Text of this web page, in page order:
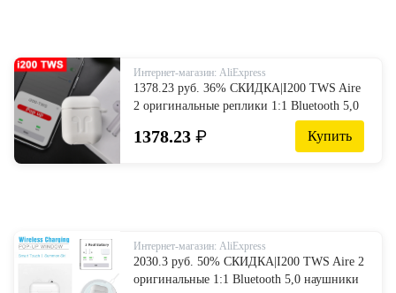
Интернет-магазин: AliExpress
1378.23 руб. 36% СКИДКА|I200 TWS Aire
2 оригинальные реплики 1:1 Bluetooth 5,0
наушники Qi Беспроводная зарядка
всплывающие PK i12 i60 i100 i500 tws-in
1378.23 ₽ Купить
Интернет-магазин: AliExpress
2030.3 руб. 50% СКИДКА|I200 TWS Aire 2
оригинальные 1:1 Bluetooth 5,0 наушники